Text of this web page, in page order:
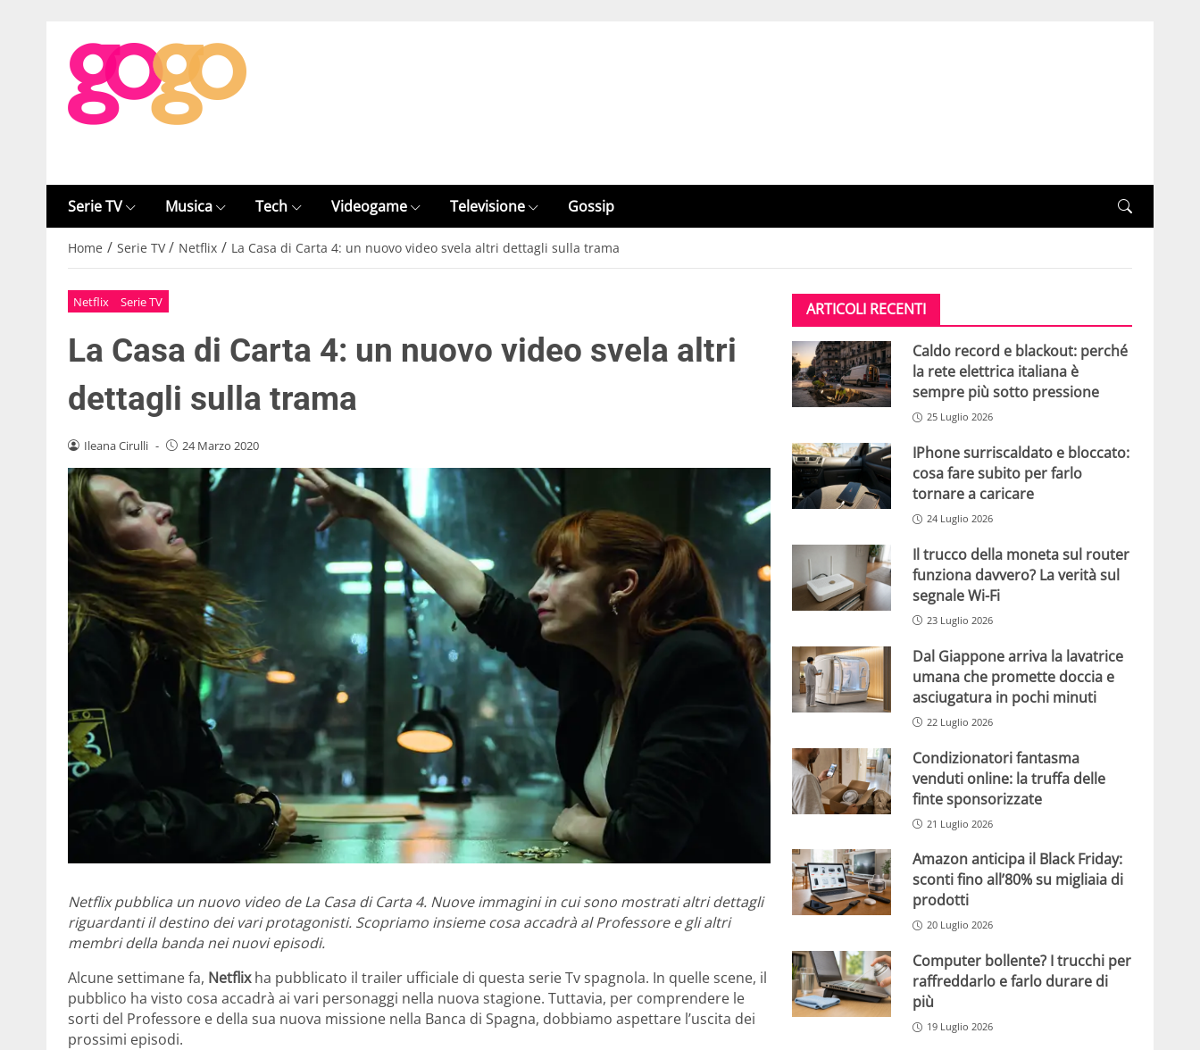
Serie TV Musica Tech Videogame Televisione Gossip
Home / Serie TV / Netflix / La Casa di Carta 4: un nuovo video svela altri dettagli sulla trama
Netflix Serie TV
La Casa di Carta 4: un nuovo video svela altri
dettagli sulla trama
Ileana Cirulli - 24 Marzo 2020
Netflix pubblica un nuovo video de La Casa di Carta 4. Nuove immagini in cui sono mostrati altri dettagli
riguardanti il destino dei vari protagonisti. Scopriamo insieme cosa accadrà al Professore e gli altri
membri della banda nei nuovi episodi.
Alcune settimane fa, Netflixha pubblicato il trailer ufficiale di questa serie Tv spagnola. In quelle scene, il
pubblico ha visto cosa accadrà ai vari personaggi nella nuova stagione. Tuttavia, per comprendere le
sorti del Professore e della sua nuova missione nella Banca di Spagna, dobbiamo aspettare l’uscita dei
prossimi episodi.
ARTICOLI RECENTI
Caldo record e blackout: perché
la rete elettrica italiana è
sempre più sotto pressione
25 Luglio 2026
IPhone surriscaldato e bloccato:
cosa fare subito per farlo
tornare a caricare
24 Luglio 2026
Il trucco della moneta sul router
funziona davvero? La verità sul
segnale Wi-Fi
23 Luglio 2026
Dal Giappone arriva la lavatrice
umana che promette doccia e
asciugatura in pochi minuti
22 Luglio 2026
Condizionatori fantasma
venduti online: la truffa delle
finte sponsorizzate
21 Luglio 2026
Amazon anticipa il Black Friday:
sconti fino all’80% su migliaia di
prodotti
20 Luglio 2026
Computer bollente? I trucchi per
raffreddarlo e farlo durare di
più
19 Luglio 2026